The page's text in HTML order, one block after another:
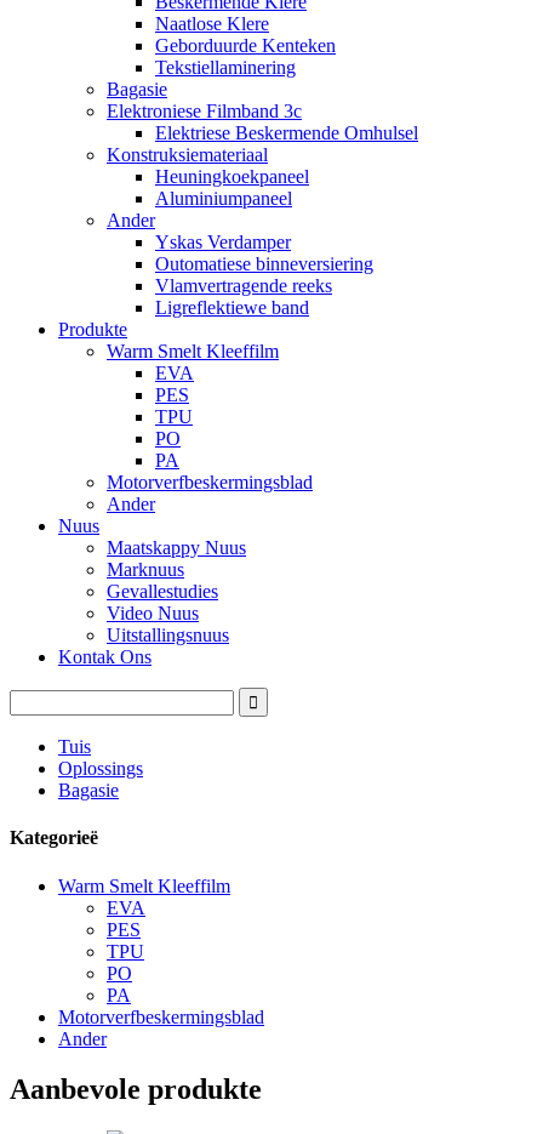
Naatlose Klere
Geborduurde Kenteken
Tekstiellaminering
Bagasie
Elektroniese Filmband 3c
Elektriese Beskermende Omhulsel
Konstruksiemateriaal
Heuningkoekpaneel
Aluminiumpaneel
Ander
Yskas Verdamper
Outomatiese binneversiering
Vlamvertragende reeks
Ligreflektiewe band
Produkte
Warm Smelt Kleeffilm
EVA
PES
TPU
PO
PA
Motorverfbeskermingsblad
Ander
Nuus
Maatskappy Nuus
Marknuus
Gevallestudies
Video Nuus
Uitstallingsnuus
Kontak Ons
Tuis
Oplossings
Bagasie
Kategorieë
Warm Smelt Kleeffilm
EVA
PES
TPU
PO
PA
Motorverfbeskermingsblad
Ander
Aanbevole produkte